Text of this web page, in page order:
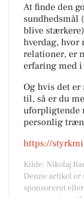
At finde den
sundhedsmål
blive
hverdag, hvor
relationer, er
erfaring med
Og hvis det er
til, så er du
uforpligtende
personlig
https://
Kilde: Nikolaj
Denne artikel
sponsoreret